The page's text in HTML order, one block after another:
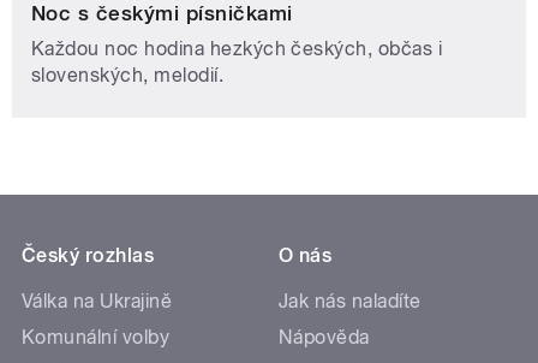
Noc s českými písničkami
Každou noc hodina hezkých českých, občas i
slovenských, melodií.
Český rozhlas
Válka na Ukrajině
Komunální volby
O nás
Jak nás naladíte
Nápověda